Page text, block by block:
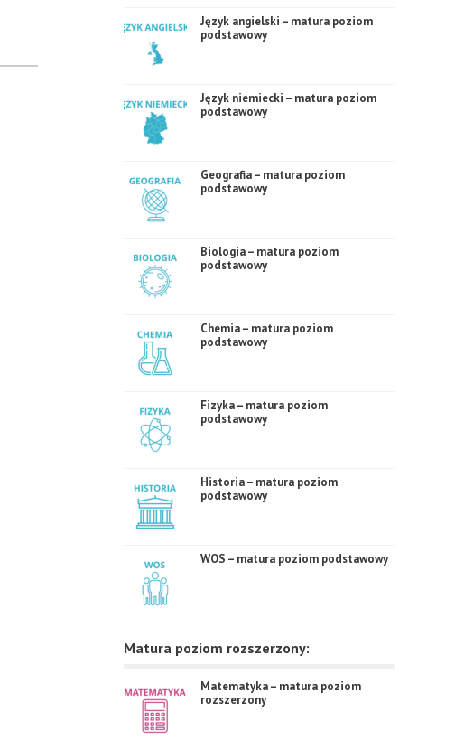
Język angielski – matura poziom
podstawowy
Język niemiecki – matura poziom
podstawowy
Geografia – matura poziom
podstawowy
Biologia – matura poziom
podstawowy
Chemia – matura poziom
podstawowy
Fizyka – matura poziom
podstawowy
Historia – matura poziom
podstawowy
WOS – matura poziom podstawowy
Matura poziom rozszerzony:
Matematyka – matura poziom
rozszerzony